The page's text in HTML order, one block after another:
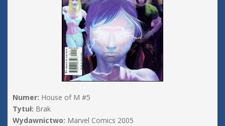
Numer: House of M #5
Tytuł: Brak
Wydawnictwo: Marvel Comics 2005